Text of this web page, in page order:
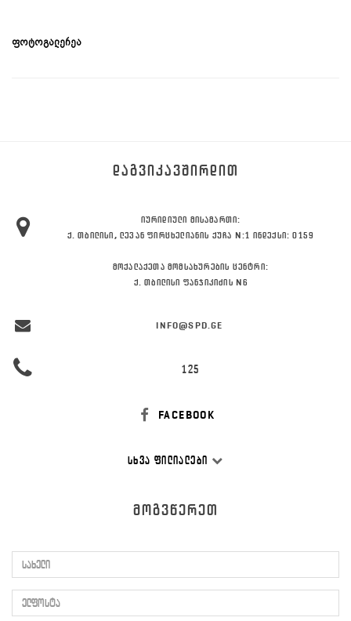
ფოტოგალერეა
ᲓᲐᲒᲕᲘᲙᲐᲕᲨᲘᲠᲓᲘᲗ
ᲘᲣᲠᲘᲓᲘᲣᲚᲘ ᲛᲘᲡᲐᲛᲐᲠᲗᲘ:
Ქ. ᲗᲑᲘᲚᲘᲡᲘ, ᲚᲔᲕᲐᲜ ᲤᲘᲠᲪᲮᲔᲚᲘᲐᲜᲘᲡ ᲥᲣᲩᲐ N:1 ᲘᲜᲓᲔᲥᲡᲘ: 0159
ᲛᲝᲥᲐᲚᲐᲥᲔᲗᲐ ᲛᲝᲛᲡᲐᲮᲣᲠᲔᲑᲘᲡ ᲪᲔᲜᲢᲠᲘ:
Ქ. ᲗᲑᲘᲚᲘᲡᲘ ᲤᲐᲜᲯᲘᲙᲘᲫᲘᲡ N6
INFO@SPD.GE
125
FACEBOOK
ᲡᲮᲕᲐ ᲤᲘᲚᲘᲐᲚᲔᲑᲘ
ᲛᲝᲒᲕᲬᲔᲠᲔᲗ